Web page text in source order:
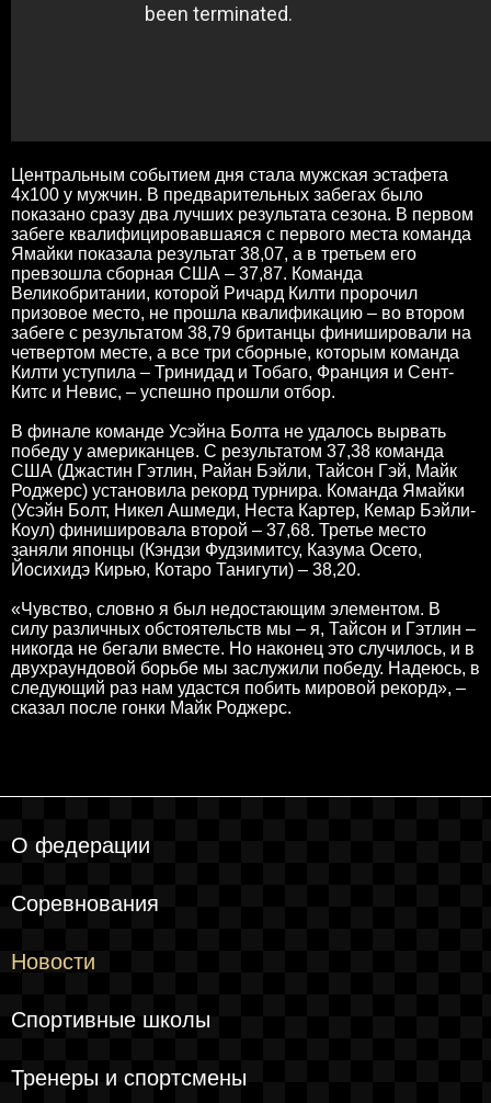
Центральным событием дня стала мужская эстафета
4х100 у мужчин. В предварительных забегах было
показано сразу два лучших результата сезона. В первом
забеге квалифицировавшаяся с первого места команда
Ямайки показала результат 38,07, а в третьем его
превзошла сборная США – 37,87. Команда
Великобритании, которой Ричард Килти пророчил
призовое место, не прошла квалификацию – во втором
забеге с результатом 38,79 британцы финишировали на
четвертом месте, а все три сборные, которым команда
Килти уступила – Тринидад и Тобаго, Франция и Сент-
Китс и Невис, – успешно прошли отбор.
В финале команде Усэйна Болта не удалось вырвать
победу у американцев. С результатом 37,38 команда
США (Джастин Гэтлин, Райан Бэйли, Тайсон Гэй, Майк
Роджерс) установила рекорд турнира. Команда Ямайки
(Усэйн Болт, Никел Ашмеди, Неста Картер, Кемар Бэйли-
Коул) финишировала второй – 37,68. Третье место
заняли японцы (Кэндзи Фудзимитсу, Казума Осето,
Йосихидэ Кирью, Котаро Танигути) – 38,20.
«Чувство, словно я был недостающим элементом. В
силу различных обстоятельств мы – я, Тайсон и Гэтлин –
никогда не бегали вместе. Но наконец это случилось, и в
двухраундовой борьбе мы заслужили победу. Надеюсь, в
следующий раз нам удастся побить мировой рекорд», –
сказал после гонки Майк Роджерс.
О федерации
Соревнования
Новости
Спортивные школы
Тренеры и спортсмены